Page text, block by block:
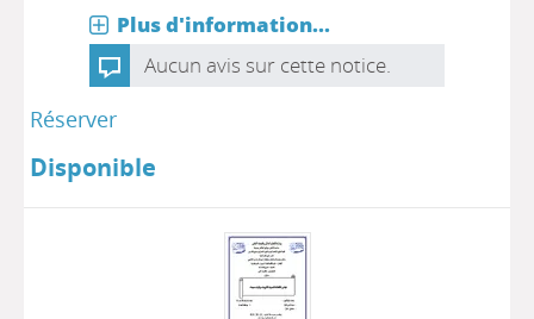
Plus d'information...
Aucun avis sur cette notice.
Réserver
Disponible